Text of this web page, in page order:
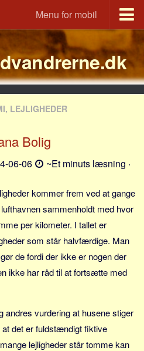
Menu for mobil
LEJLIGHEDER
Bolig
06-06
~Et minuts læsning ·
kommer frem ved at gange
sammenholdt med hvor
per kilometer. I tallet er
som står halvfærdige. Man
de fordi der ikke er nogen der
ikke har råd til at fortsætte med
andres vurdering at husene stiger
det er fuldstændigt fiktive
lejligheder står tomme kan